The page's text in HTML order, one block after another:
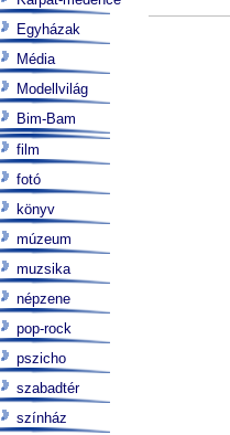
Egyházak
Média
Modellvilág
Bim-Bam
film
fotó
könyv
múzeum
muzsika
népzene
pop-rock
pszicho
szabadtér
színház